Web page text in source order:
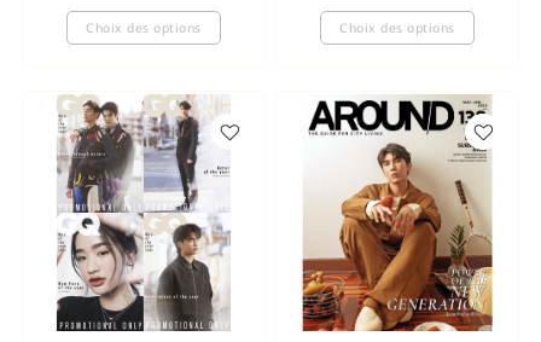
Choix des options Choix des options